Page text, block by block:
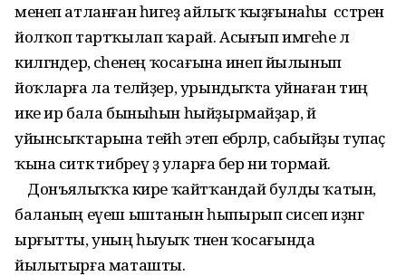
менеп атланған һигеҙ айлыҡ ҡыҙғынаһы сәстәрен
йолҡоп тартҡылап ҡарай. Асығып имгеһе лә
килгәндер, әсәһенең ҡосағына инеп йылынып
йоҡларға ла теләйҙер, урындыҡта уйнаған тиң
ике ир бала быныһын һыйҙырмайҙар, йә
уйынсыҡтарына тейһә этеп ебәрәләр, сабыйҙы тупаҫ
ҡына ситкә тибәреү ҙә уларға бер ни тормай.
Донъялыҡҡа кире ҡайтҡандай булды ҡатын,
баланың еүеш ыштанын һыпырып сисеп иҙәнгә
ырғытты, уның һыуыҡ тәнен ҡосағында
йылытырға маташты.